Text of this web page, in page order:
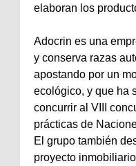
elaboran los
Adocrin es una
y conserva razas
apostando por un
ecológico, y que ha
concurrir al VIII
prácticas de
El grupo también
proyecto